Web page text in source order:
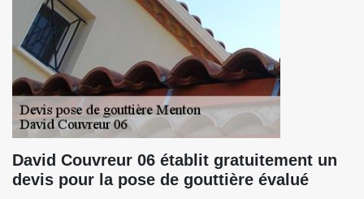
David Couvreur 06 établit gratuitement un
devis pour la pose de gouttière évalué